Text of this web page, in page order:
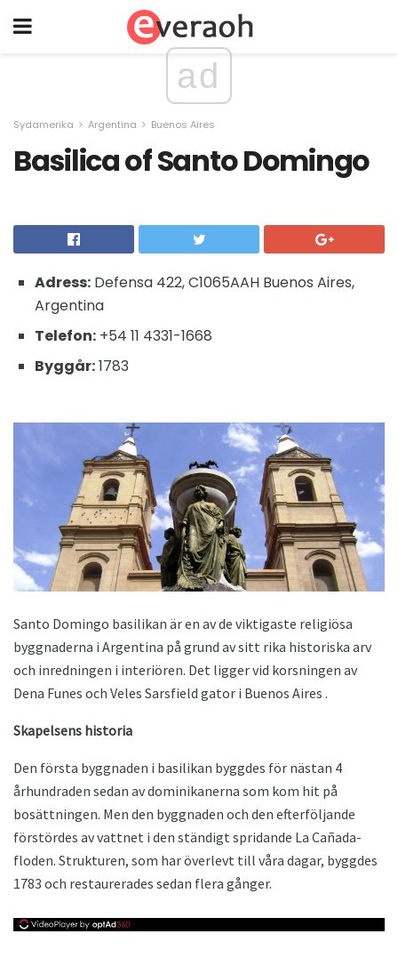
ad
Sydamerika Argentina Buenos Aires
Basilica of Santo Domingo
Adress: Defensa 422, C1065AAH Buenos Aires,
Argentina
Telefon: +54 11 4331-1668
Byggår:1783
Santo Domingo basilikan är en av de viktigaste religiösa
byggnaderna i Argentina på grund av sitt rika historiska arv
och inredningen i interiören. Det ligger vid korsningen av
Dena Funes och Veles Sarsfield gator i Buenos Aires .
Skapelsens historia
Den första byggnaden i basilikan byggdes för nästan 4
århundraden sedan av dominikanerna som kom hit på
bosättningen. Men den byggnaden och den efterföljande
förstördes av vattnet i den ständigt spridande La Cañada-
floden. Strukturen, som har överlevt till våra dagar, byggdes
1783 och restaurerades sedan flera gånger.